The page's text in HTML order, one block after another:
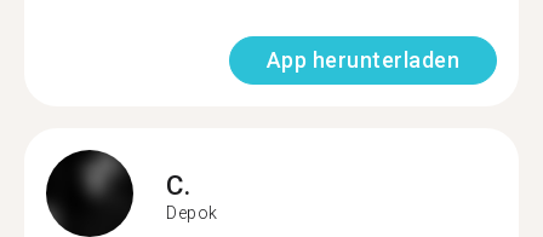
App herunterladen
C.
Depok